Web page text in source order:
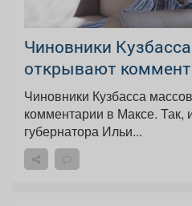
Чиновники
открывают
Чиновники Кузбасса
комментарии в Максе. Так,
губернатора Ильи...